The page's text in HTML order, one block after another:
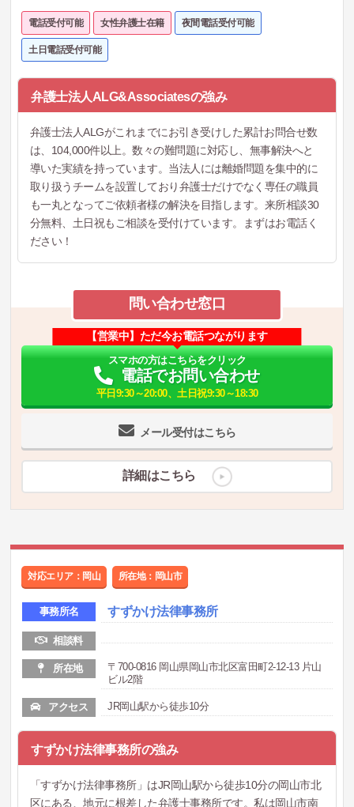
電話受付可能 女性弁護士在籍 夜間電話受付可能
土日電話受付可能
弁護士法人ALG&Associatesの強み
弁護士法人ALGがこれまでにお引き受けした累計お問合せ数
は、104,000件以上。数々の難問題に対応し、無事解決へと
導いた実績を持っています。当法人には離婚問題を集中的に
取り扱うチームを設置しており弁護士だけでなく専任の職員
も一丸となってご依頼者様の解決を目指します。来所相談30
分無料、土日祝もご相談を受付けています。まずはお電話く
ださい！
問い合わせ窓口
メール受付はこちら
【営業中】ただ今お電話つながります
スマホの方はこちらをクリック
電話でお問い合わせ
平日9:30～20:00、土日祝9:30～18:30
詳細はこちら
対応エリア：岡山 所在地：岡山市
事務所名 すずかけ法律事務所
相談料
所在地
〒700-0816 岡山県岡山市北区富田町2-12-13 片山
ビル2階
アクセス JR岡山駅から徒歩10分
すずかけ法律事務所の強み
「すずかけ法律事務所」はJR岡山駅から徒歩10分の岡山市北
区にある、地元に根差した弁護士事務所です。私は岡山市南